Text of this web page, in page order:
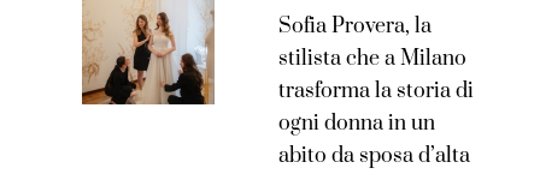
Sofia Provera, la
stilista che a Milano
trasforma la storia di
ogni donna in un
abito da sposa d’alta